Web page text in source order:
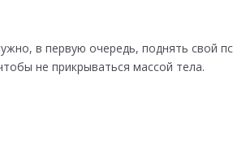
в первую очередь, поднять свой
не прикрываться массой тела.